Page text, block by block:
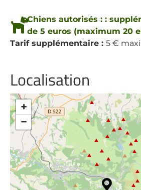
Chiens autorisés : :
de 5 euros (maximum 20
Tarif supplémentaire : 5 €
Localisation
+
−